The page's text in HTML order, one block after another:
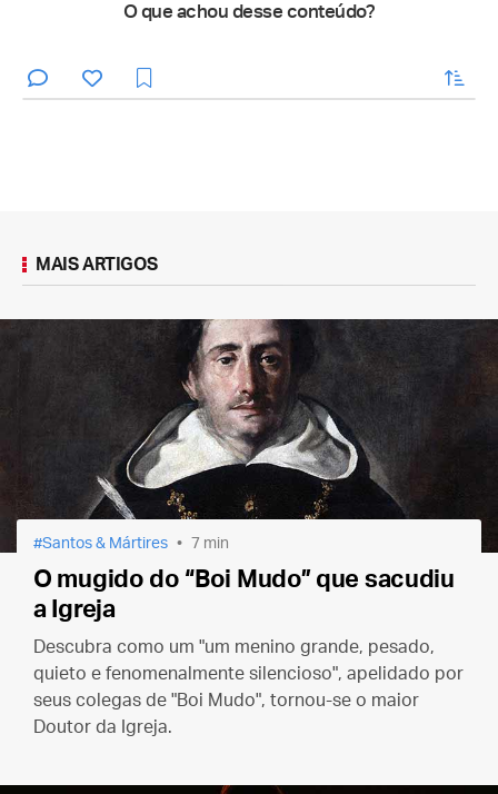
O que achou desse conteúdo?
enviar
MAIS ARTIGOS
Santos & Mártires 7 min
O mugido do “Boi Mudo” que sacudiu
a Igreja
Descubra como um "um menino grande, pesado,
quieto e fenomenalmente silencioso", apelidado por
seus colegas de "Boi Mudo", tornou-se o maior
Doutor da Igreja.